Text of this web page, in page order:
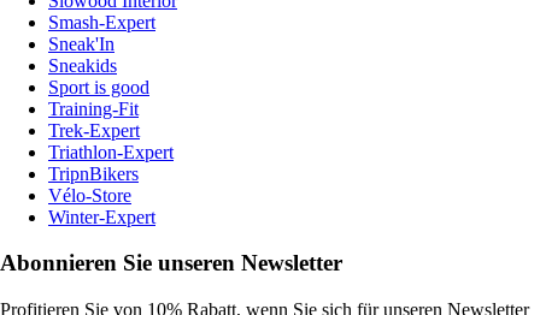
Smash-Expert
Sneak'In
Sneakids
Sport is good
Training-Fit
Trek-Expert
Triathlon-Expert
TripnBikers
Vélo-Store
Winter-Expert
Abonnieren Sie unseren Newsletter
Profitieren Sie von 10% Rabatt, wenn Sie sich für unseren Newsletter